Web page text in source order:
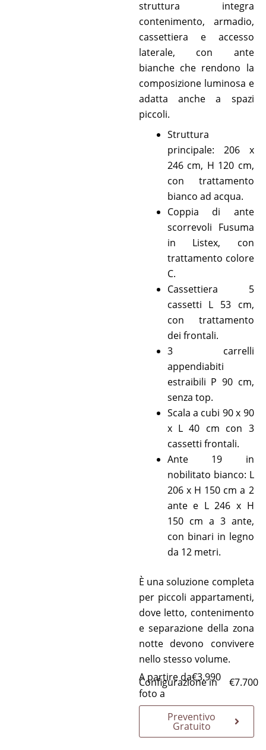
struttura integra
contenimento, armadio,
cassettiera e accesso
laterale, con ante
bianche che rendono la
composizione luminosa e
adatta anche a spazi
piccoli.
Struttura
principale: 206 x
246 cm, H 120 cm,
con trattamento
bianco ad acqua.
Coppia di ante
scorrevoli Fusuma
in Listex, con
trattamento colore
C.
Cassettiera 5
cassetti L 53 cm,
con trattamento
dei frontali.
3 carrelli
appendiabiti
estraibili P 90 cm,
senza top.
Scala a cubi 90 x 90
x L 40 cm con 3
cassetti frontali.
Ante 19 in
nobilitato bianco: L
206 x H 150 cm a 2
ante e L 246 x H
150 cm a 3 ante,
con binari in legno
da 12 metri.
È una soluzione completa
per piccoli appartamenti,
dove letto, contenimento
e separazione della zona
notte devono convivere
nello stesso volume.
A partire da€3.990
Configurazione in
foto a
€7.700
Preventivo
Gratuito